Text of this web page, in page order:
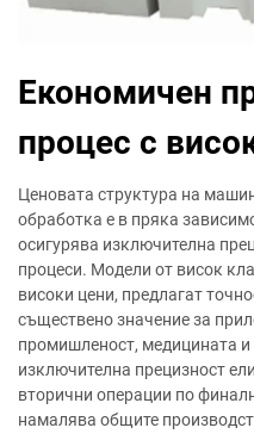
Економичен
процес с
Ценовата структура на
обработка е в пряка
осигурява изключителна
процеси. Модели от висок
високи цени, предлагат
съществено значение за
промишленост, медицината
изключителна прецизност
вторични операции по
намалява общите